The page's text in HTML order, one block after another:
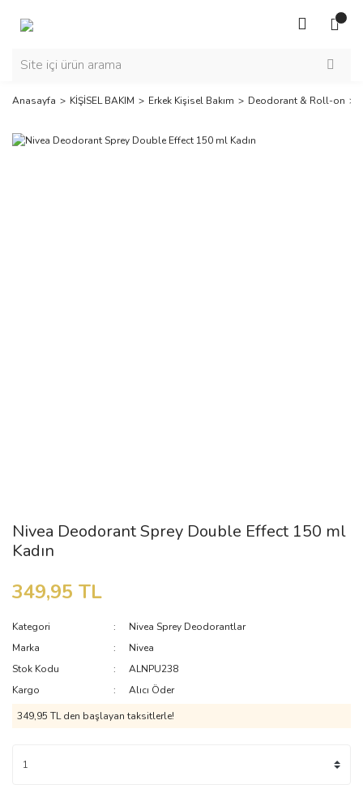
Anasayfa KİŞİSEL BAKIM Erkek Kişisel Bakım Deodorant & Roll-on
Nivea Deodorant Sprey Double Effect 150 ml
Kadın
349,95 TL
Kategori
Nivea Sprey Deodorantlar
Marka
Nivea
Stok Kodu
ALNPU238
Kargo
Alıcı Öder
349,95 TL den başlayan taksitlerle!